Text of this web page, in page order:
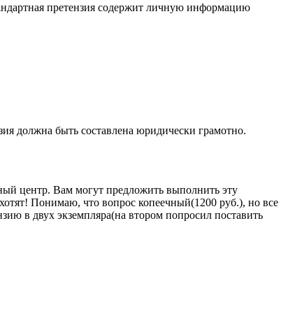
претензия содержит личную информацию
должна быть составлена юридически грамотно.
центр. Вам могут предложить выполнить эту
Понимаю, что вопрос копеечный(1200 руб.), но все
в двух экземпляра(на втором попросил поставить